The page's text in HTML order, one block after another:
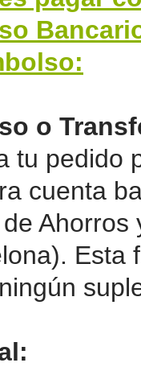
o
tu pedido
cuenta
Ahorros
Esta